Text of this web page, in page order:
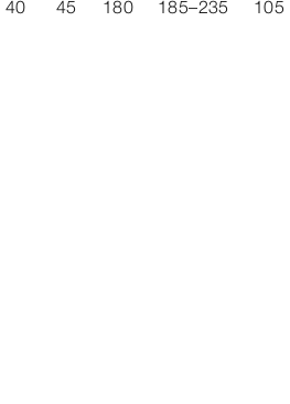
40 45 180 185–235 105